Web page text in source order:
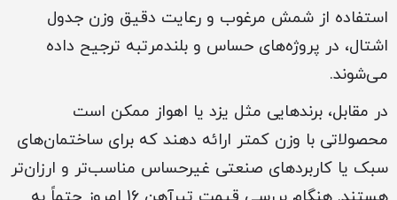
استفاده از شمش مرغوب و رعایت دقیق وزن جدول
اشتال، در پروژه‌های حساس و بلندمرتبه ترجیح داده
می‌شوند.
در مقابل، برندهایی مثل یزد یا اهواز ممکن است
محصولاتی با وزن کمتر ارائه دهند که برای ساختمان‌های
سبک یا کاربردهای صنعتی غیرحساس مناسب‌تر و ارزان‌تر